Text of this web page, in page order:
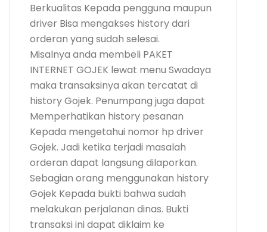
Berkualitas Kepada pengguna maupun
driver Bisa mengakses history dari
orderan yang sudah selesai.
Misalnya anda membeli PAKET
INTERNET GOJEK lewat menu Swadaya
maka transaksinya akan tercatat di
history Gojek. Penumpang juga dapat
Memperhatikan history pesanan
Kepada mengetahui nomor hp driver
Gojek. Jadi ketika terjadi masalah
orderan dapat langsung dilaporkan.
Sebagian orang menggunakan history
Gojek Kepada bukti bahwa sudah
melakukan perjalanan dinas. Bukti
transaksi ini dapat diklaim ke